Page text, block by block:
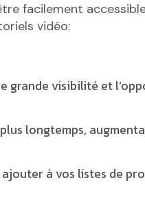
facilement
vidéo:
grande visibilité et
longtemps,
à vos listes de